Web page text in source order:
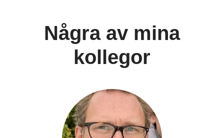
Några av mina
kollegor